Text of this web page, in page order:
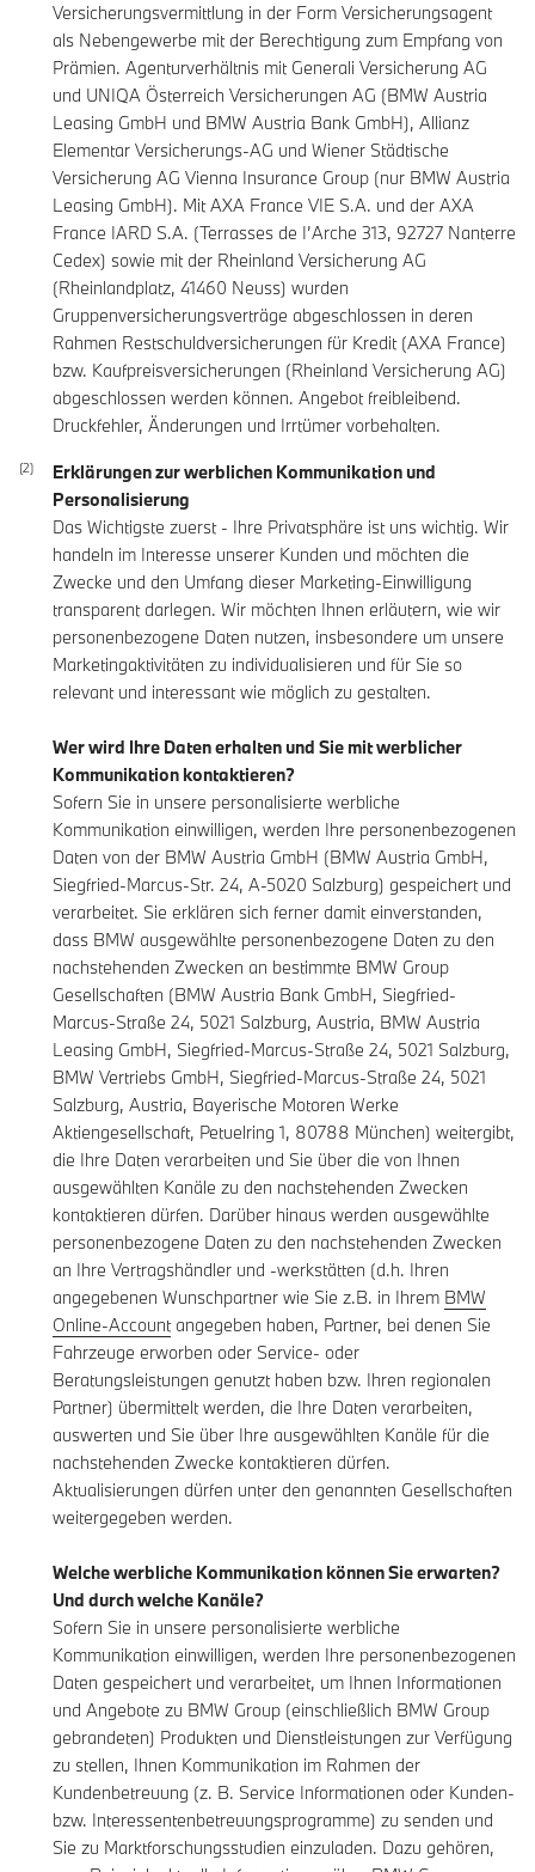
Versicherungsvermittlung in der Form Versicherungsagent
als Nebengewerbe mit der Berechtigung zum Empfang von
Prämien. Agenturverhältnis mit Generali Versicherung AG
und UNIQA Österreich Versicherungen AG (BMW Austria
Leasing GmbH und BMW Austria Bank GmbH), Allianz
Elementar Versicherungs-AG und Wiener Städtische
Versicherung AG Vienna Insurance Group (nur BMW Austria
Leasing GmbH). Mit AXA France VIE S.A. und der AXA
France IARD S.A. (Terrasses de I’Arche 313, 92727 Nanterre
Cedex) sowie mit der Rheinland Versicherung AG
(Rheinlandplatz, 41460 Neuss) wurden
Gruppenversicherungsverträge abgeschlossen in deren
Rahmen Restschuldversicherungen für Kredit (AXA France)
bzw. Kaufpreisversicherungen (Rheinland Versicherung AG)
abgeschlossen werden können. Angebot freibleibend.
Druckfehler, Änderungen und Irrtümer vorbehalten.
Erklärungen zur werblichen Kommunikation und
Personalisierung
Das Wichtigste zuerst - Ihre Privatsphäre ist uns wichtig. Wir
handeln im Interesse unserer Kunden und möchten die
Zwecke und den Umfang dieser Marketing-Einwilligung
transparent darlegen. Wir möchten Ihnen erläutern, wie wir
personenbezogene Daten nutzen, insbesondere um unsere
Marketingaktivitäten zu individualisieren und für Sie so
relevant und interessant wie möglich zu gestalten.
Wer wird Ihre Daten erhalten und Sie mit werblicher
Kommunikation kontaktieren?
Sofern Sie in unsere personalisierte werbliche
Kommunikation einwilligen, werden Ihre personenbezogenen
Daten von der BMW Austria GmbH (BMW Austria GmbH,
Siegfried-Marcus-Str. 24, A-5020 Salzburg) gespeichert und
verarbeitet. Sie erklären sich ferner damit einverstanden,
dass BMW ausgewählte personenbezogene Daten zu den
nachstehenden Zwecken an bestimmte BMW Group
Gesellschaften (BMW Austria Bank GmbH, Siegfried-
Marcus-Straße 24, 5021 Salzburg, Austria, BMW Austria
Leasing GmbH, Siegfried-Marcus-Straße 24, 5021 Salzburg,
BMW Vertriebs GmbH, Siegfried-Marcus-Straße 24, 5021
Salzburg, Austria, Bayerische Motoren Werke
Aktiengesellschaft, Petuelring 1, 80788 München) weitergibt,
die Ihre Daten verarbeiten und Sie über die von Ihnen
ausgewählten Kanäle zu den nachstehenden Zwecken
kontaktieren dürfen. Darüber hinaus werden ausgewählte
personenbezogene Daten zu den nachstehenden Zwecken
an Ihre Vertragshändler und -werkstätten (d.h. Ihren
angegebenen Wunschpartner wie Sie z.B. in Ihrem BMW
Online-Accountangegeben haben, Partner, bei denen Sie
Fahrzeuge erworben oder Service- oder
Beratungsleistungen genutzt haben bzw. Ihren regionalen
Partner) übermittelt werden, die Ihre Daten verarbeiten,
auswerten und Sie über Ihre ausgewählten Kanäle für die
nachstehenden Zwecke kontaktieren dürfen.
Aktualisierungen dürfen unter den genannten Gesellschaften
weitergegeben werden.
Welche werbliche Kommunikation können Sie erwarten?
Und durch welche Kanäle?
Sofern Sie in unsere personalisierte werbliche
Kommunikation einwilligen, werden Ihre personenbezogenen
Daten gespeichert und verarbeitet, um Ihnen Informationen
und Angebote zu BMW Group (einschließlich BMW Group
gebrandeten) Produkten und Dienstleistungen zur Verfügung
zu stellen, Ihnen Kommunikation im Rahmen der
Kundenbetreuung (z. B. Service Informationen oder Kunden-
bzw. Interessentenbetreuungsprogramme) zu senden und
Sie zu Marktforschungsstudien einzuladen. Dazu gehören,